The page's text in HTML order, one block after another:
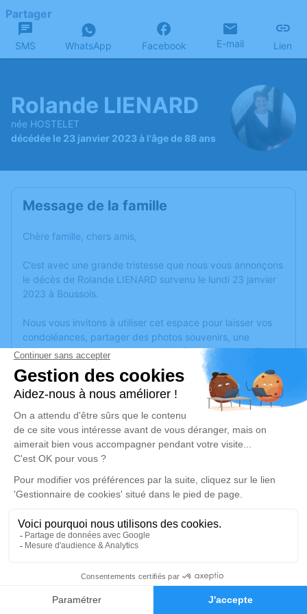
Faire-part Hommages
Partager
SMS WhatsApp Facebook E-mail Lien
Rolande LIENARD
née HOSTELET
décédée le 23 janvier 2023 à l'âge de 88 ans
Message de la famille
Chère famille, chers amis,
C’est avec une grande tristesse que nous vous annonçons
le décès de Rolande LIENARD survenu le lundi 23 janvier
2023 à Boussois.
Nous vous invitons à utiliser cet espace pour laisser vos
condoléances, partager des photos souvenirs, une
anecdote ou exprimer vos pensées à travers des poèmes
ou des textes. Cet endroit est un lieu d'expression dédié à
honorer la mémoire de Rolande LIENARD.
Un service de plantation d’arbre hommage estdisponible
vendredi 27 janvier 2023 à 09h30
Église de Boussois
59168 Boussois
Je rends hommage